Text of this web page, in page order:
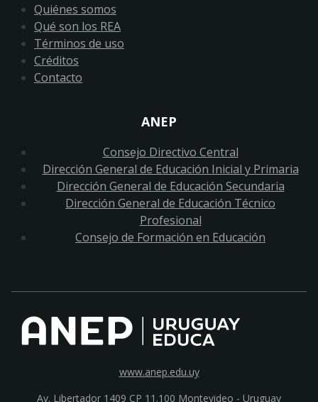
Quiénes somos
Qué son los REA
Términos de uso
Créditos
Contacto
ANEP
Consejo Directivo Central
Dirección General de Educación Inicial y Primaria
Dirección General de Educación Secundaria
Dirección General de Educación Técnico
Profesional
Consejo de Formación en Educación
www.anep.edu.uy
Av. Libertador 1409 CP 11.100 Montevideo - Uruguay